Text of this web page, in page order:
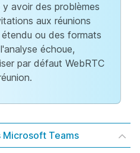
avoir des problèmes
aux réunions
ou des formats
échoue,
par défaut WebRTC
Microsoft Teams